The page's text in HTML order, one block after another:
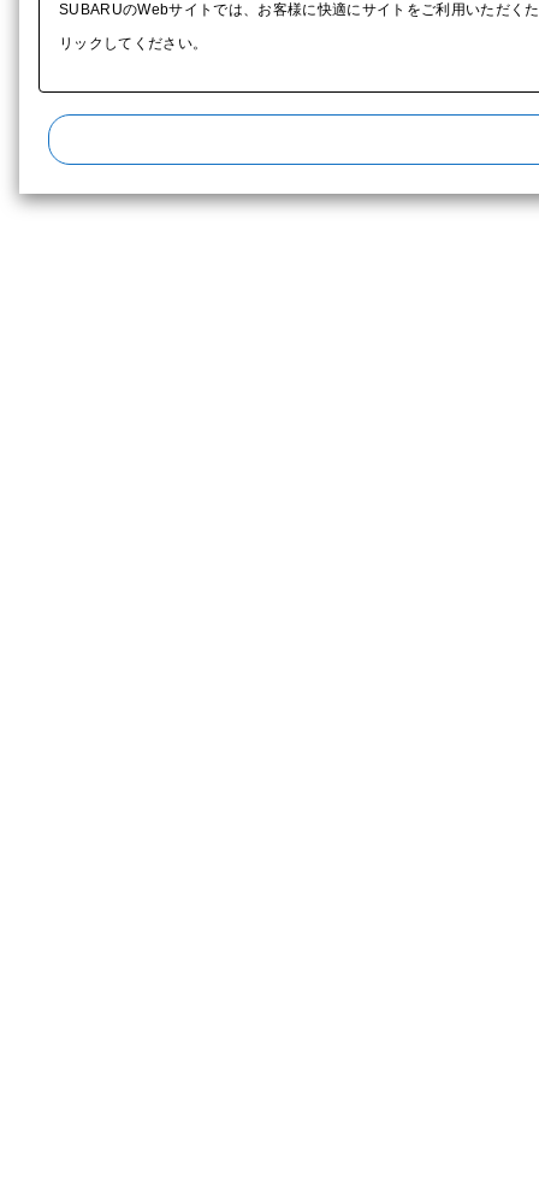
SUBARUのWebサイトでは、お客様に快適にサイトをご利用いただく
リックしてください。​